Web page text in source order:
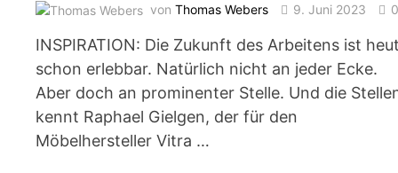
vonThomas Webers 9. Juni 2023 0
INSPIRATION: Die Zukunft des Arbeitens ist
schon erlebbar. Natürlich nicht an jeder Ecke.
Aber doch an prominenter Stelle. Und die
kennt Raphael Gielgen, der für den
Möbelhersteller Vitra …